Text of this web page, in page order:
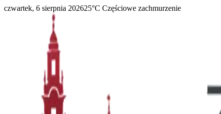
czwartek, 6 sierpnia 202625°C Częściowe zachmurzenie